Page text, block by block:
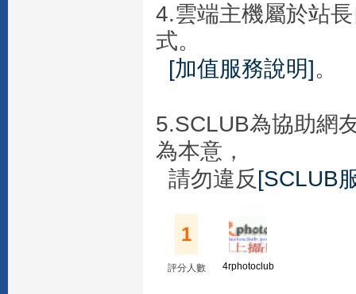
4.雲端主機屬於站
式。
[加值服務說明]。
5.SCLUB為協助網
為本意，
請勿違反[SCLUB
1
評分人數 4rphotoclub